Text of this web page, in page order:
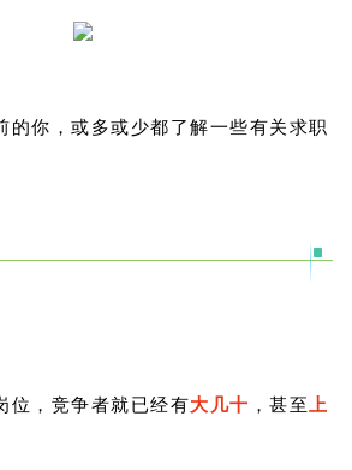
的你，或多或少都了解一些有关求职
位，竞争者就已经有大几十 ，甚至
上